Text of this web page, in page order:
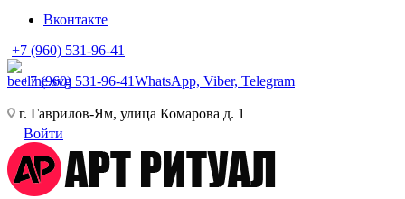
Вконтакте
+7 (960) 531-96-41
+7 (960) 531-96-41WhatsApp, Viber, Telegram
г. Гаврилов-Ям, улица Комарова д. 1
Войти